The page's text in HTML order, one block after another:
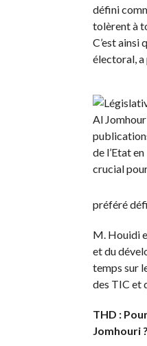
défini
tolèrent à
C’est ainsi
électoral,
préféré
M. Houidi
et du
temps sur
des TIC et
THD :
Jomhouri ?